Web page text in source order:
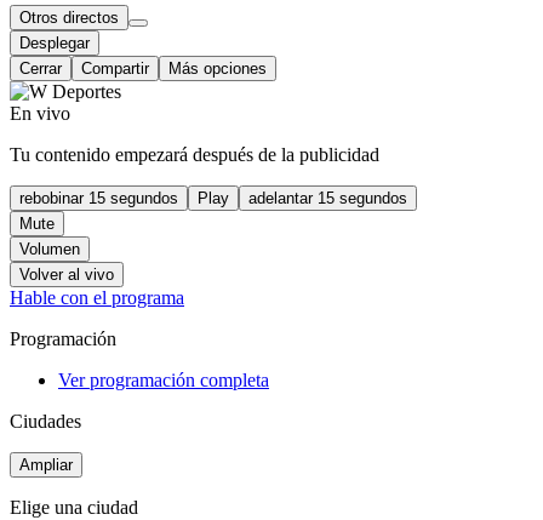
Otros directos
Desplegar
Cerrar
Compartir Más opciones
En vivo
Tu contenido empezará después de la publicidad
rebobinar 15 segundos Play
adelantar 15 segundos
Mute
Volumen
Volver al vivo
Hable con el programa
Programación
Ver programación completa
Ciudades
Ampliar
Elige una ciudad